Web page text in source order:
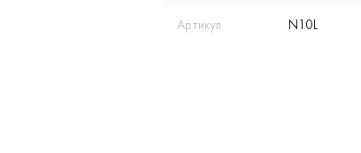
Артикул N10L